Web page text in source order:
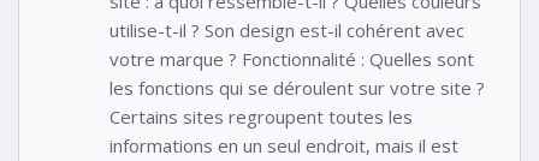
utilise-t-il ? Son design est-il cohérent avec
votre marque ? Fonctionnalité : Quelles sont
les fonctions qui se déroulent sur votre site ?
Certains sites regroupent toutes les
informations en un seul endroit, mais il est